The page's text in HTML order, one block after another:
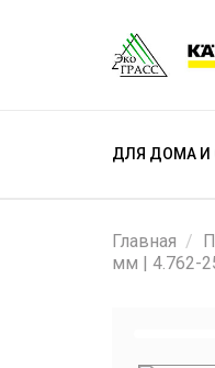
ДЛЯ ДОМА И
Главная
мм | 4.762-